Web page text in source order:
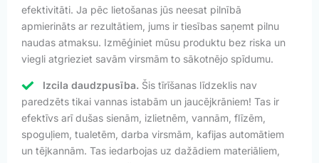
efektivitāti. Ja pēc lietošanas jūs neesat pilnībā
apmierināts ar rezultātiem, jums ir tiesības saņemt pilnu
naudas atmaksu. Izmēģiniet mūsu produktu bez riska un
viegli atgrieziet savām virsmām to sākotnējo spīdumu.
Izcila daudzpusība. Šis tīrīšanas līdzeklis nav
paredzēts tikai vannas istabām un jaucējkrāniem! Tas ir
efektīvs arī dušas sienām, izlietnēm, vannām, flīzēm,
spoguļiem, tualetēm, darba virsmām, kafijas automātiem
un tējkannām. Tas iedarbojas uz dažādiem materiāliem,